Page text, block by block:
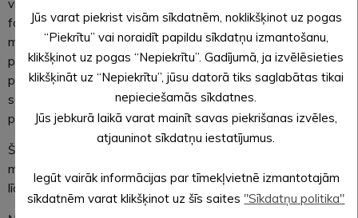
vietas vēsturi un salīdzināt to pirmās brīvvalsts un mūsdienu
fotogrāfijās. Šobrīd rubrika tiek popularizēta arī muzeja
mājaslapā un sociālajās vietnēs. Pateicoties regulārajām
publikācijām un lasītāju interesei, katrs Alūksnes ēkas stāsts
piedzīvo sava veida atdzimšanu un arī cenzūru- no lasītājiem
saņemam gan stāstu papildinājumus, gan arī labojumus un
precizējumus.
Šobrīd Alūksnes ēku stāsti kļuvuši par populārāko un lasītāko
muzeja rubriku. Lasītāju komentāros tie ir rosinājuši emocijas,
līdzpārdzīvojumus un kļuvuši par sirdsstāstiem.
Jūs varat piekrist visām sīkdatnēm, noklikšķinot uz pogas
“Piekrītu” vai noraidīt papildu sīkdatņu izmantošanu,
klikšķinot uz pogas “Nepiekrītu”. Gadījumā, ja izvēlēsieties
klikšķināt uz “Nepiekrītu”, jūsu datorā tiks saglabātas tikai
nepieciešamās sīkdatnes.
Jūs jebkurā laikā varat mainīt savas piekrišanas izvēles,
atjauninot sīkdatņu iestatījumus.
Iegūt vairāk informācijas par tīmekļvietnē izmantotajām
sīkdatnēm varat klikšķinot uz šīs saites "Sīkdatņu politika"